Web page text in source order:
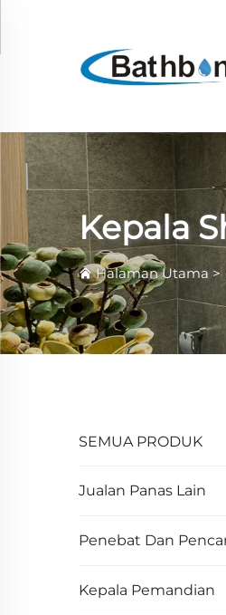
Kepala
Halaman Utama >
SEMUA PRODUK
Jualan Panas Lain
Penebat Dan
Kepala Pemandian